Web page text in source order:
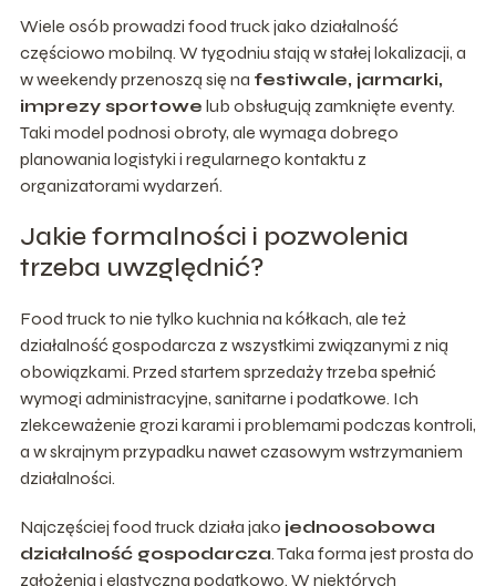
Wiele osób prowadzi food truck jako działalność
częściowo mobilną. W tygodniu stają w stałej lokalizacji, a
w weekendy przenoszą się na festiwale, jarmarki,
imprezy sportowe lub obsługują zamknięte eventy.
Taki model podnosi obroty, ale wymaga dobrego
planowania logistyki i regularnego kontaktu z
organizatorami wydarzeń.
Jakie formalności i pozwolenia
trzeba uwzględnić?
Food truck to nie tylko kuchnia na kółkach, ale też
działalność gospodarcza z wszystkimi związanymi z nią
obowiązkami. Przed startem sprzedaży trzeba spełnić
wymogi administracyjne, sanitarne i podatkowe. Ich
zlekceważenie grozi karami i problemami podczas kontroli,
a w skrajnym przypadku nawet czasowym wstrzymaniem
działalności.
Najczęściej food truck działa jako jednoosobowa
działalność gospodarcza. Taka forma jest prosta do
założenia i elastyczna podatkowo. W niektórych